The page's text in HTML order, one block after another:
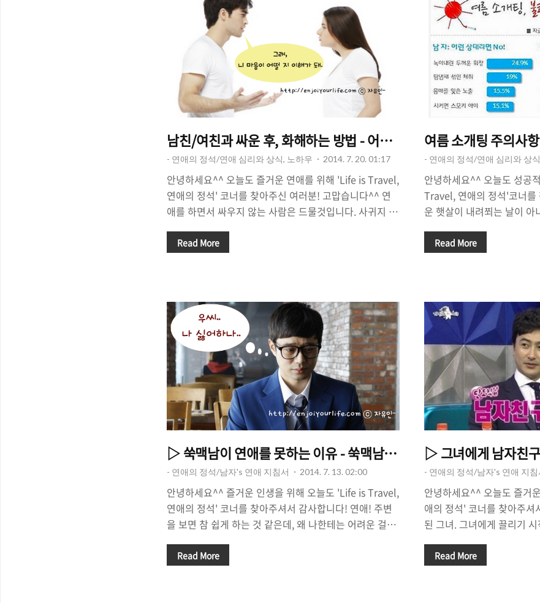
남친/여친과 싸운 후, 화해하는 방법 - 어떻게 화를 풀어야 할까?
- 연애의 정석/연애 심리와 상식, 노하우 2014. 7. 20. 01:17
안녕하세요^^ 오늘도 즐거운 연애를 위해 'Life is Travel,
연애의 정석' 코너를 찾아주신 여러분! 고맙습니다^^ 연
애를 하면서 싸우지 않는 사람은 드물것입니다. 사귀지 않
게 각별히 신경을 쓰게 됩니다. 혹시라도 싸워서 서로 토
에는 폭발을 하게 되는 경우가 많죠. '싸우면서 정든다'라
는 말이 있지만, 싸우고 나서 얼마나 잘 해결되느냐에 따
라서 상황이 좋아지느냐 나빠지느냐 차이가 있다는 사실!
흔히들 '갈등 관리'라는 말을 하기도 하는데요, 갈등을 피
한다고 해서 싸움이 일어..
Read More
여름 소개팅 주의사
- 연애의 정석/연애 심리와 상
안녕하세요^^ 오늘도 성공
Travel, 연애의 정석'코너를
운 햇살이 내려쬐는 날이
도 땀이 삐질삐질 흘러내리
들도 얇은 티셔츠 하나 걸
러 나가는 것도 아니고 애
불쾌지수 높이는 상대'가 어
를 통해서 '여름 소개팅 행
^^ 그래서 준비했습니다^^..
Read More
▷ 쑥맥남이 연애를 못하는 이유 - 쑥맥남 필독 사항
- 연애의 정석/남자's 연애 지침서 2014. 7. 13. 02:00
안녕하세요^^ 즐거운 인생을 위해 오늘도 'Life is Travel,
연애의 정석' 코너를 찾아주셔서 감사합니다! 연애! 주변
을 보면 참 쉽게 하는 것 같은데, 왜 나한테는 어려운 걸까
쩡하게 생겼고, 스타일이 구린 것도 아닌데, 왜 나는 '연애
Read More
▷ 그녀에게 남자친구
- 연애의 정석/남자's 연애 지침
안녕하세요^^ 오늘도 즐거
애의 정석' 코너를 찾아주셔
된 그녀. 그녀에게 끌리기
남자친구가 있느냐'는것입
Read More